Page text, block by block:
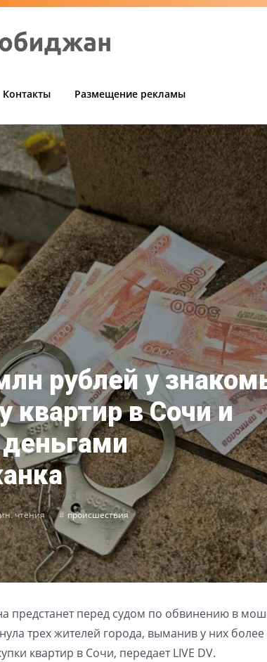
Контакты Размещение рекламы
рублей у
квартир в Сочи и
чтения происшествия
предстанет перед судом по обвинению в
трех жителей города, выманив у них
квартир в Сочи, передает LIVE DV.